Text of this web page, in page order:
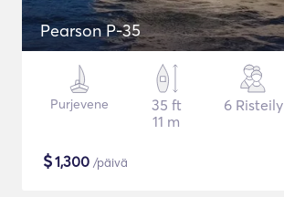
Pearson P-35
Purjevene
35 ft
11 m
6 Risteily
$1,300 /päivä